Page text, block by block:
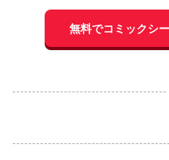
無料でコミックシ